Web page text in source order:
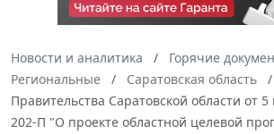
Новости и аналитика
Горячие
Региональные
Саратовская область
Правительства Саратовской области от
202-П "О проекте областной целевой